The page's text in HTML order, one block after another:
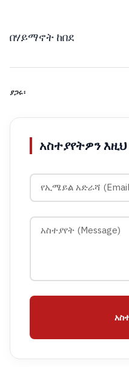
በሃይማኖት ከበደ
ያጋሩ፡
አስተያየትዎን